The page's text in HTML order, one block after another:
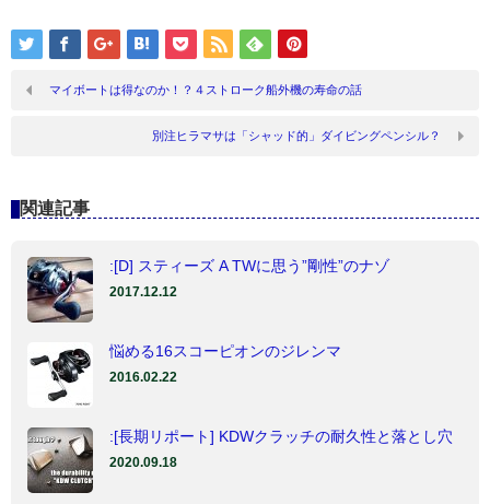
マイボートは得なのか！？４ストローク船外機の寿命の話
別注ヒラマサは「シャッド的」ダイビングペンシル？
関連記事
:[D] スティーズ A TWに思う”剛性”のナゾ
2017.12.12
悩める16スコーピオンのジレンマ
2016.02.22
:[長期リポート] KDWクラッチの耐久性と落とし穴
2020.09.18